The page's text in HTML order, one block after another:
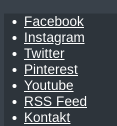
Facebook
Instagram
Twitter
Pinterest
Youtube
RSS Feed
Kontakt